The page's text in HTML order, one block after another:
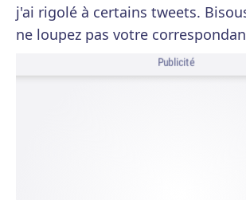
j'ai rigolé à certains tweets.
ne loupez pas votre
Publicité